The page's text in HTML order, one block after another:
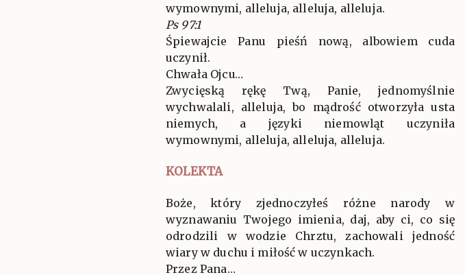
wymownymi, alleluja, alleluja, alleluja.
Ps 97:1
Śpiewajcie Panu pieśń nową, albowiem cuda
uczynił.
Chwała Ojcu…
Zwycięską rękę Twą, Panie, jednomyślnie
wychwalali, alleluja, bo mądrość otworzyła usta
niemych, a języki niemowląt uczyniła
wymownymi, alleluja, alleluja, alleluja.
KOLEKTA
Boże, który zjednoczyłeś różne narody w
wyznawaniu Twojego imienia, daj, aby ci, co się
odrodzili w wodzie Chrztu, zachowali jedność
wiary w duchu i miłość w uczynkach.
Przez Pana…